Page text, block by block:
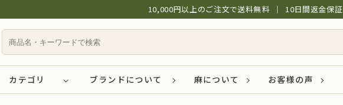
10,000円以上のご注文で送料無料 │ 10日間返金保証
カテゴリ ブランドについて 麻について お客様の声